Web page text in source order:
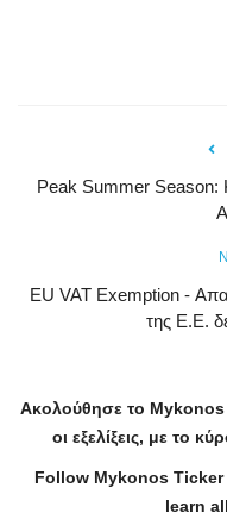
Peak Summer Season:
EU VAT Exemption -
της Ε.Ε.
Ακολούθησε το Mykonos
οι εξελίξεις, με το
Follow Mykonos Ticker
learn